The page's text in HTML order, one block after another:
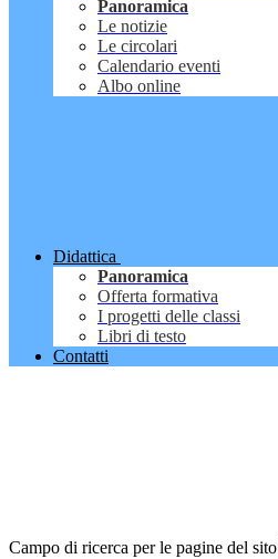
Panoramica
Le notizie
Le circolari
Calendario eventi
Albo online
Didattica
Panoramica
Offerta formativa
I progetti delle classi
Libri di testo
Contatti
Campo di ricerca per le pagine del sito